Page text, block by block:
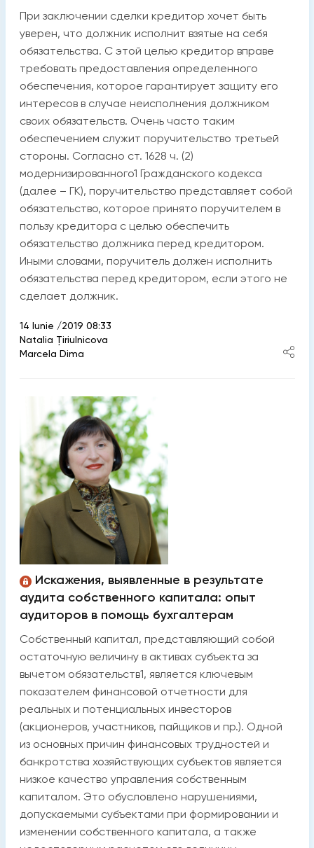
При заключении сделки кредитор хочет быть
уверен, что должник исполнит взятые на себя
обязательства. С этой целью кредитор вправе
требовать предоставления определенного
обеспечения, которое гарантирует защиту его
интересов в случае неисполнения должником
своих обязательств. Очень часто таким
обеспечением служит поручительство третьей
стороны. Согласно ст. 1628 ч. (2)
модернизированного1 Гражданского кодекса
(далее – ГК), поручительство представляет собой
обязательство, которое принято поручителем в
пользу кредитора с целью обеспечить
обязательство должника перед кредитором.
Иными словами, поручитель должен исполнить
обязательства перед кредитором, если этого не
сделает должник.
14 Iunie /2019 08:33
Natalia Ţiriulnicova
Marcela Dima
Искажения, выявленные в результате
аудита собственного капитала: опыт
аудиторов в помощь бухгалтерам
Собственный капитал, представляющий собой
остаточную величину в активах субъекта за
вычетом обязательств1, является ключевым
показателем финансовой отчетности для
реальных и потенциальных инвесторов
(акционеров, участников, пайщиков и пр.). Одной
из основных причин финансовых трудностей и
банкротства хозяйствующих субъектов является
низкое качество управления собственным
капиталом. Это обусловлено нарушениями,
допускаемыми субъектами при формировании и
изменении собственного капитала, а также